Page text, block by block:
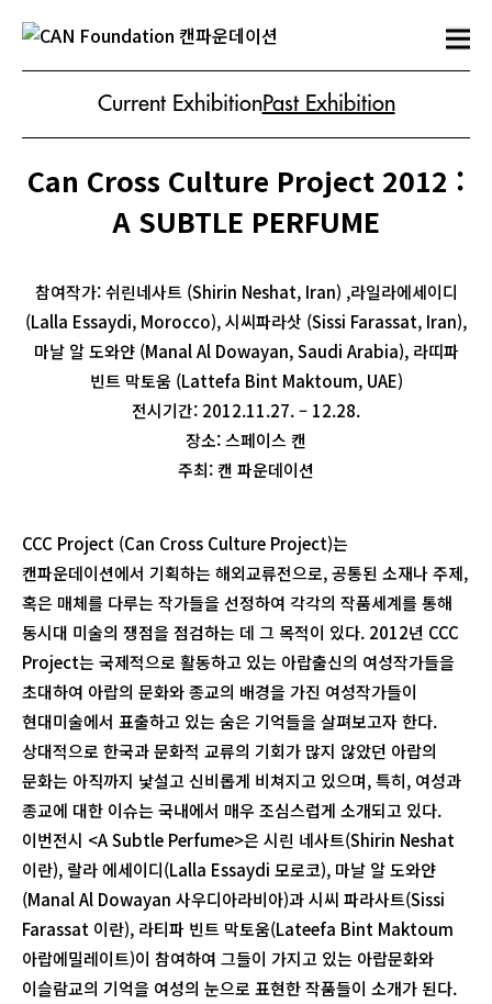
Current ExhibitionPast Exhibition
Can Cross Culture Project 2012 :
A SUBTLE PERFUME
참여작가: 쉬린네사트 (Shirin Neshat, Iran) ,라일라에세이디
(Lalla Essaydi, Morocco), 시씨파라삿 (Sissi Farassat, Iran),
마날 알 도와얀 (Manal Al Dowayan, Saudi Arabia), 라띠파
빈트 막토움 (Lattefa Bint Maktoum, UAE)
전시기간: 2012.11.27. – 12.28.
장소: 스페이스 캔
주최: 캔 파운데이션
CCC Project (Can Cross Culture Project)는
캔파운데이션에서 기획하는 해외교류전으로, 공통된 소재나 주제,
혹은 매체를 다루는 작가들을 선정하여 각각의 작품세계를 통해
동시대 미술의 쟁점을 점검하는 데 그 목적이 있다. 2012년 CCC
Project는 국제적으로 활동하고 있는 아랍출신의 여성작가들을
초대하여 아랍의 문화와 종교의 배경을 가진 여성작가들이
현대미술에서 표출하고 있는 숨은 기억들을 살펴보고자 한다.
상대적으로 한국과 문화적 교류의 기회가 많지 않았던 아랍의
문화는 아직까지 낯설고 신비롭게 비쳐지고 있으며, 특히, 여성과
종교에 대한 이슈는 국내에서 매우 조심스럽게 소개되고 있다.
이번전시 <A Subtle Perfume>은 시린 네사트(Shirin Neshat
이란), 랄라 에세이디(Lalla Essaydi 모로코), 마날 알 도와얀
(Manal Al Dowayan 사우디아라비아)과 시씨 파라사트(Sissi
Farassat 이란), 라티파 빈트 막토움(Lateefa Bint Maktoum
아랍에밀레이트)이 참여하여 그들이 가지고 있는 아랍문화와
이슬람교의 기억을 여성의 눈으로 표현한 작품들이 소개가 된다.